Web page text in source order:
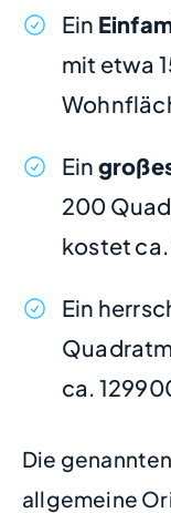
Ein
mit etwa
Ein
200
kostet
Ein
ca.
Die
allgemeine